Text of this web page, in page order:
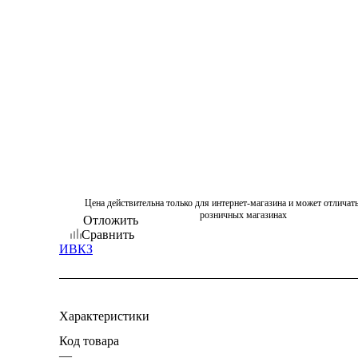
Цена действительна только для интернет-магазина и может
розничных магазинах
Отложить
Сравнить
ИВКЗ
Характеристики
Код товара
—